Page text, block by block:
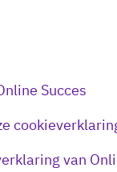
Succes
van